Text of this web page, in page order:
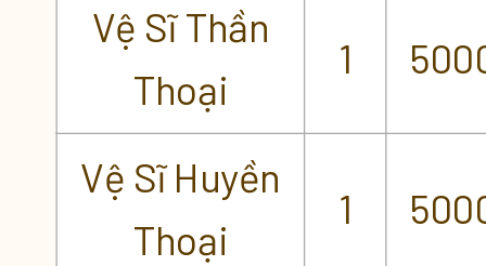
Vệ Sĩ Thần
Thoại
1
Vệ Sĩ Huyền
Thoại
1